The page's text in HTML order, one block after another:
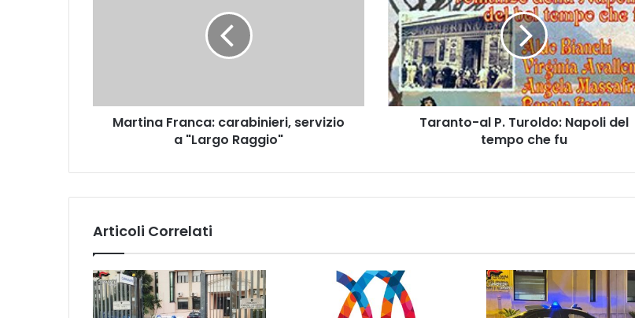
r
a
r
a
b
i
n
Martina Franca: carabinieri, servizio
a "Largo Raggio"
r
a
n
t
o
-
a
T
d
o
:
N
Taranto-al P. Turoldo: Napoli del
tempo che fu
Articoli Correlati